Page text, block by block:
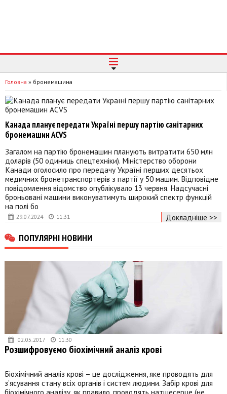
Головна » бронемашина
29.07.2024 11:31
Канада планує передати Україні першу партію санітарних
бронемашин ACVS
Загалом на партію бронемашин планують витратити 650 млн
доларів (50 одиниць спецтехніки). Міністерство оборони
Канади оголосило про передачу Україні перших десятьох
медичних бронетранспортерів з партії у 50 машин. Відповідне
повідомлення відомство опублікувало 13 червня. Надсучасні
броньовані машини виконуватимуть широкий спектр функцій
на полі бо
Докладніше >>
ПОПУЛЯРНІ НОВИНИ
02.05.2017 11:30
Розшифровуємо біохімічний аналіз крові
Біохімічний аналіз крові – це дослідження, яке проводять для
з’ясування стану всіх органів і систем людини. Забір крові для